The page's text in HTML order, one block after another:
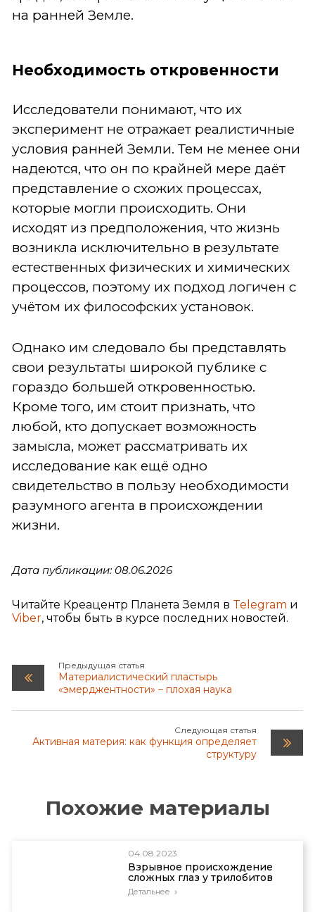
на ранней Земле.
Необходимость откровенности
Исследователи понимают, что их
эксперимент не отражает реалистичные
условия ранней Земли. Тем не менее они
надеются, что он по крайней мере даёт
представление о схожих процессах,
которые могли происходить. Они
исходят из предположения, что жизнь
возникла исключительно в результате
естественных физических и химических
процессов, поэтому их подход логичен с
учётом их философских установок.
Однако им следовало бы представлять
свои результаты широкой публике с
гораздо большей откровенностью.
Кроме того, им стоит признать, что
любой, кто допускает возможность
замысла, может рассматривать их
исследование как ещё одно
свидетельство в пользу необходимости
разумного агента в происхождении
жизни.
Дата публикации: 08.06.2026
Читайте Креацентр Планета Земля в Telegram и
Viber, чтобы быть в курсе последних новостей.
Предыдущая статья
Материалистический пластырь
«эмерджентности» – плохая наука
Следующая статья
Активная материя: как функция определяет
структуру
Похожие материалы
04.08.2023
Взрывное происхождение
сложных глаз у трилобитов
Детальнее